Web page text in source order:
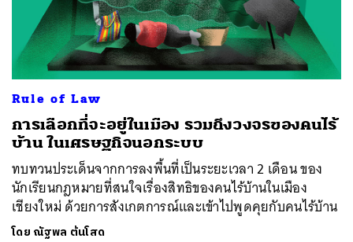
Rule of Law
การเลือกที่จะอยู่ในเมือง รวมถึงวงจรของคนไร้
บ้าน ในเศรษฐกิจนอกระบบ
ทบทวนประเด็นจากการลงพื้นที่เป็นระยะเวลา 2 เดือน ของ
นักเรียนกฎหมายที่สนใจเรื่องสิทธิของคนไร้บ้านในเมือง
เชียงใหม่ ด้วยการสังเกตการณ์และเข้าไปพูดคุยกับคนไร้บ้าน
โดย ณัฐพล ต้นโสด